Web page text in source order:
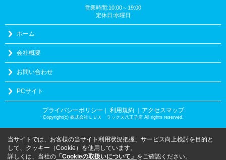
営業時間:10:00～19:00
定休日:水曜日
ホーム
会社概要
お問い合わせ
PCサイト
プライバシーポリシー ｜ 利用規約 ｜アクセスマップ
Copyright(c) 株式会社ＬＵＸ ラックス八王子店 All rights reserved.
当サイトでは、お客様の当サイト利用状況把握、サービス向上検討を目的と
して、クッキー（Cookie）を使用しています。
詳しくは、当社の 「Cookieの取扱いについて」 をご確認ください。